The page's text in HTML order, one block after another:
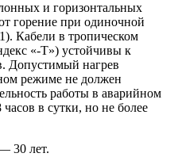
и горизонтальных
горение при одиночной
Кабели в тропическом
«-Т») устойчивы к
Допустимый нагрев
режиме не должен
работы в аварийном
в сутки, но не более
30 лет.